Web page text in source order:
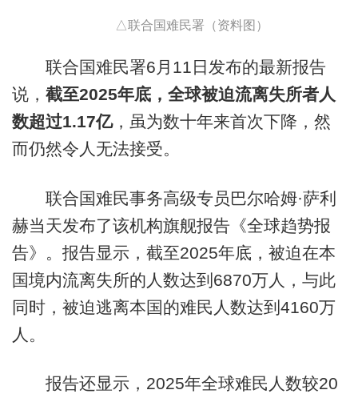
△联合国难民署（资料图）
联合国难民署6月11日发布的最新报告
说， 截至2025年底，全球被迫流离失所者人
数超过1.17亿，虽为数十年来首次下降，然
而仍然令人无法接受。
联合国难民事务高级专员巴尔哈姆·萨利
赫当天发布了该机构旗舰报告《全球趋势报
告》。报告显示，截至2025年底，被迫在本
国境内流离失所的人数达到6870万人，与此
同时，被迫逃离本国的难民人数达到4160万
人。
报告还显示，2025年全球难民人数较20